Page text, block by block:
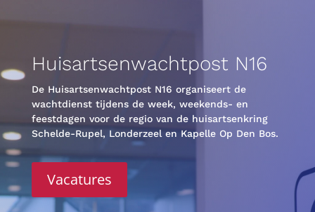
Huisartsenwachtpost N16
De Huisartsenwachtpost N16 organiseert de
wachtdienst tijdens de week, weekends- en
feestdagen voor de regio van de huisartsenkring
Schelde-Rupel, Londerzeel en Kapelle Op Den Bos.
Vacatures